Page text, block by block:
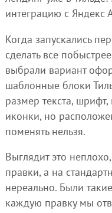
интеграцию с Яндекс
Когда запускались
сделать все
выбрали вариант
шаблонные блоки
размер текста,
иконки, но
поменять нельзя.
Выглядит это
правки, а на
нереально. Были
каждую правку мы